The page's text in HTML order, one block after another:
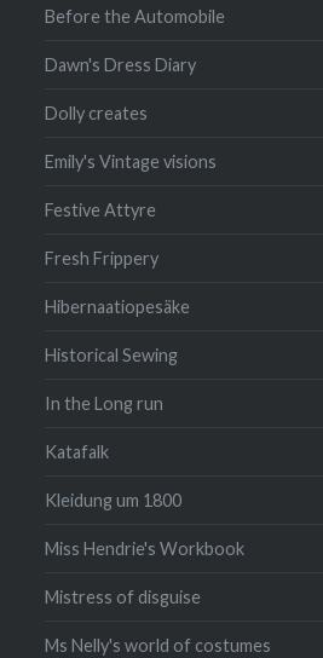
Before the Automobile
Dawn's Dress Diary
Dolly creates
Emily's Vintage visions
Festive Attyre
Fresh Frippery
Hibernaatiopesäke
Historical Sewing
In the Long run
Katafalk
Kleidung um 1800
Miss Hendrie's Workbook
Mistress of disguise
Ms Nelly's world of costumes